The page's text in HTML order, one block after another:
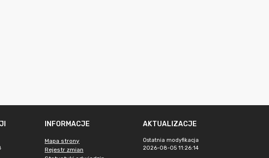
INFORMACJE
Mapa strony
Rejestr zmian
AKTUALIZACJE
Ostatnia modyfikacja
2026-08-05 11:26:14